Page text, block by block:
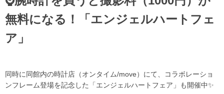
無料になる！「エンジェルハートフェ
ア」
同時に同館内の時計店（オンタイム/move）にて、コラボレーショ
ンフレーム登場を記念した「エンジェルハートフェア」も開催中✨